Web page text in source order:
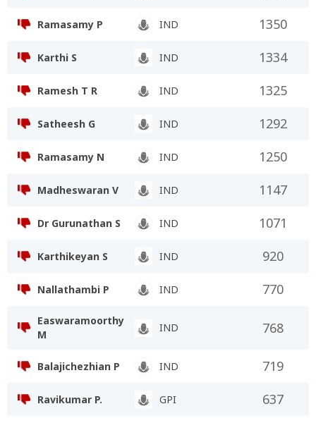
Ramasamy P IND 1350
Karthi S IND 1334
Ramesh T R IND 1325
Satheesh G IND 1292
Ramasamy N IND 1250
Madheswaran V IND 1147
Dr Gurunathan S IND 1071
Karthikeyan S IND 920
Nallathambi P IND 770
Easwaramoorthy
M
IND 768
Balajichezhian P IND 719
Ravikumar P. GPI 637